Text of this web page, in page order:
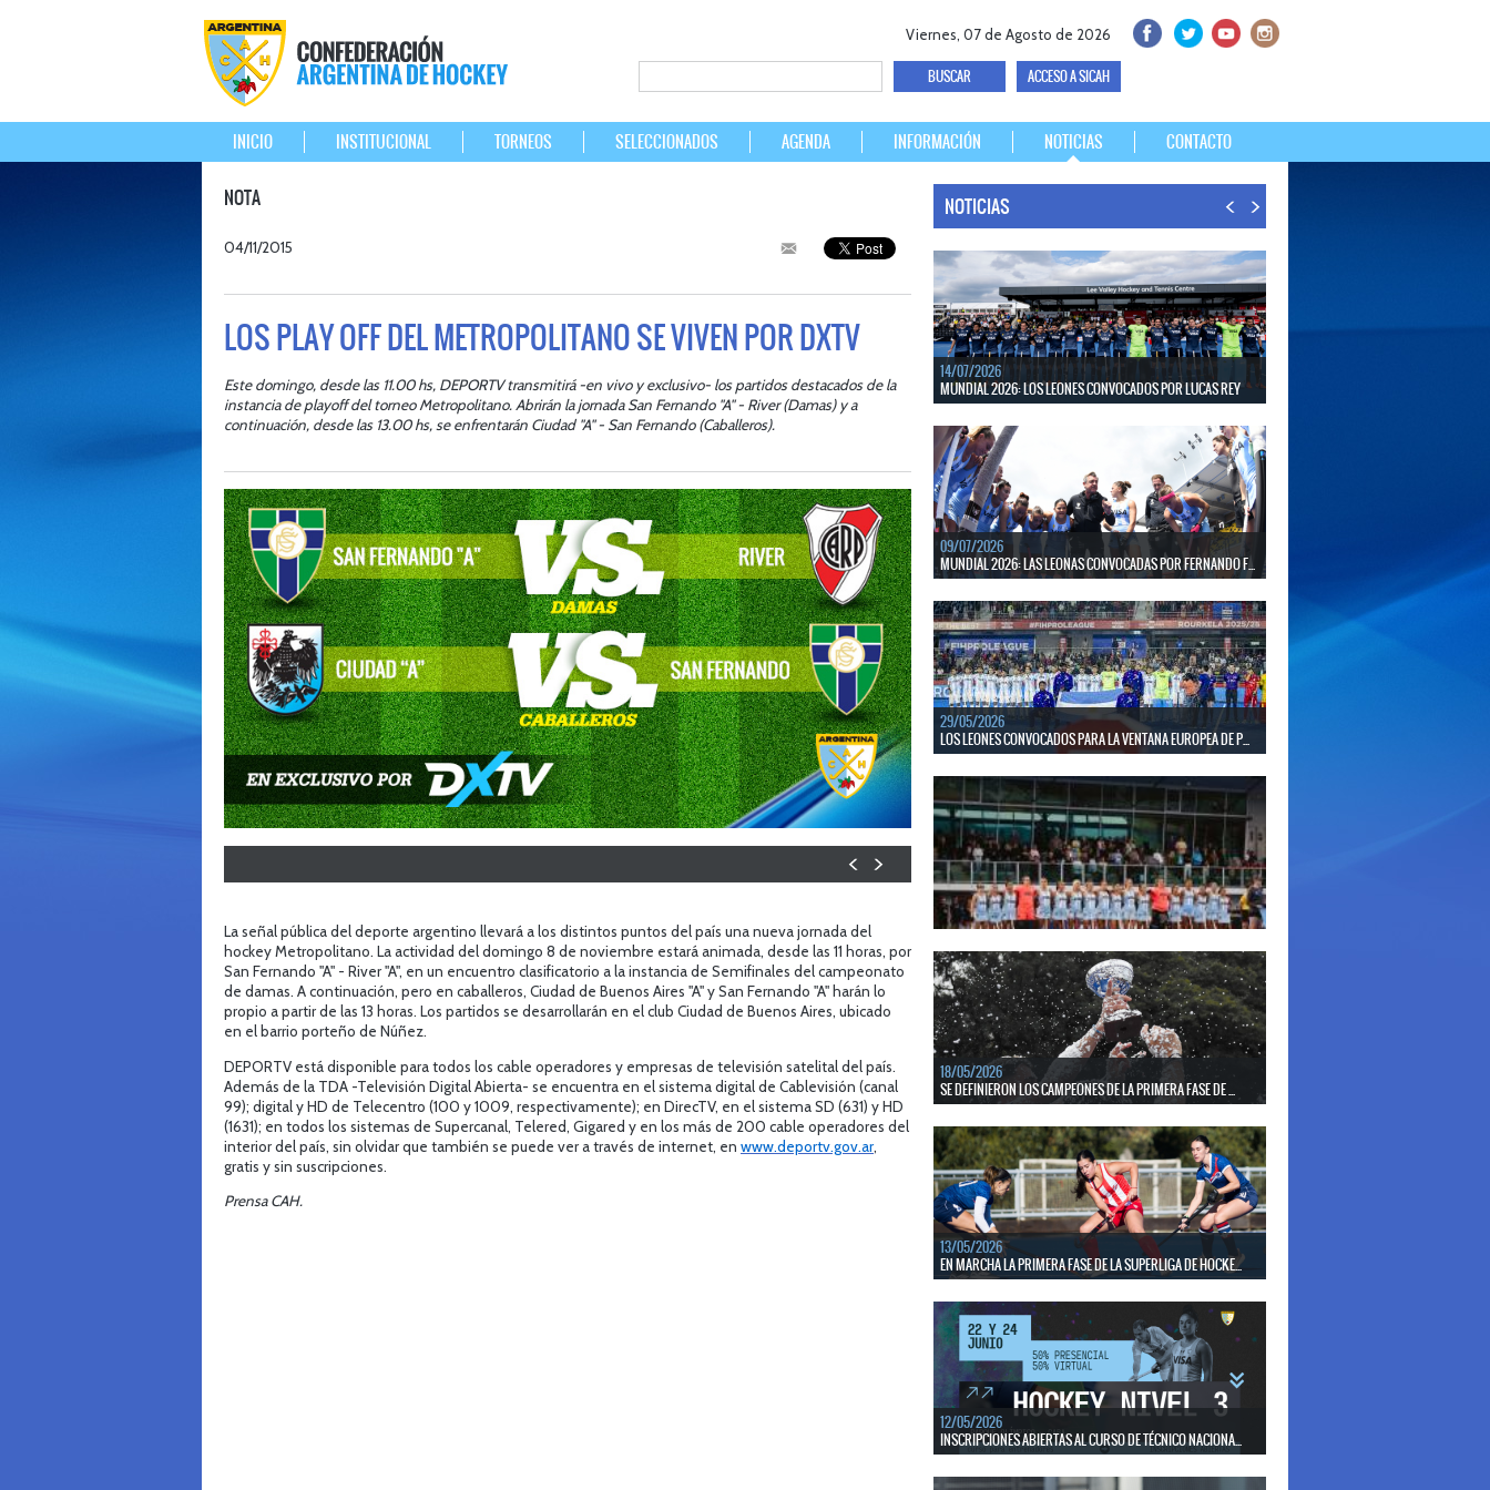
Viernes, 07 de Agosto de 2026
ACCESO A SICAH
INICIO INSTITUCIONAL TORNEOS SELECCIONADOS AGENDA INFORMACIÓN NOTICIAS CONTACTO
NOTA
04/11/2015
LOS PLAY OFF DEL METROPOLITANO SE VIVEN POR DXTV
Este domingo, desde las 11.00 hs, DEPORTV transmitirá -en vivo y exclusivo- los partidos destacados de la
instancia de playoff del torneo Metropolitano. Abrirán la jornada San Fernando "A" - River (Damas) y a
continuación, desde las 13.00 hs, se enfrentarán Ciudad "A" - San Fernando (Caballeros).
La señal pública del deporte argentino llevará a los distintos puntos del país una nueva jornada del
hockey Metropolitano. La actividad del domingo 8 de noviembre estará animada, desde las 11 horas, por
San Fernando "A" - River "A", en un encuentro clasificatorio a la instancia de Semifinales del campeonato
de damas. A continuación, pero en caballeros, Ciudad de Buenos Aires "A" y San Fernando "A" harán lo
propio a partir de las 13 horas. Los partidos se desarrollarán en el club Ciudad de Buenos Aires, ubicado
en el barrio porteño de Núñez.
DEPORTV está disponible para todos los cable operadores y empresas de televisión satelital del país.
Además de la TDA -Televisión Digital Abierta- se encuentra en el sistema digital de Cablevisión (canal
99); digital y HD de Telecentro (100 y 1009, respectivamente); en DirecTV, en el sistema SD (631) y HD
(1631); en todos los sistemas de Supercanal, Telered, Gigared y en los más de 200 cable operadores del
interior del país, sin olvidar que también se puede ver a través de internet, en www.deportv.gov.ar,
gratis y sin suscripciones.
Prensa CAH.
NOTICIAS
14/07/2026
MUNDIAL 2026: LOS LEONES CONVOCADOS POR LUCAS REY
Bélgica.
LEER MÁS
09/07/2026
MUNDIAL 2026: LAS LEONAS CONVOCADAS POR FERNANDO F...
Bajos y Bélgica.
LEER MÁS
29/05/2026
LOS LEONES CONVOCADOS PARA LA VENTANA EUROPEA DE P...
ventanas de Pro League 2025-26 en Inglaterra y Alemania.
LEER MÁS
22/05/2026
LAS LEONAS CONVOCADAS PARA LA VENTANA EUROPEA DE P...
En junio, el seleccionado nacional disputará las últimas dos
ventanas de Pro League 2025-26 en Bélgica e Inglaterra.
LEER MÁS
18/05/2026
SE DEFINIERON LOS CAMPEONES DE LA PRIMERA FASE DE ...
mejores clubes del país.
LEER MÁS
13/05/2026
EN MARCHA LA PRIMERA FASE DE LA SUPERLIGA DE HOCKE...
durante 5 días en todo el territorio nacional
LEER MÁS
12/05/2026
INSCRIPCIONES ABIERTAS AL CURSO DE TÉCNICO NACIONA...